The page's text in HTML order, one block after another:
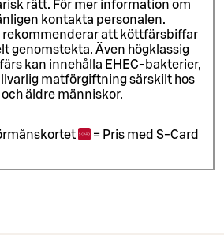
rätt. För mer information om
kontakta personalen.
rekommenderar att köttfärsbiffar
genomstekta. Även högklassig
kan innehålla EHEC-bakterier,
matförgiftning särskilt hos
och äldre människor.
= Pris med S-Card